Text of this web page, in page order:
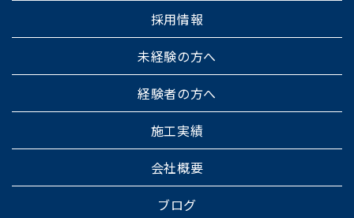
採用情報
未経験の方へ
経験者の方へ
施工実績
会社概要
ブログ